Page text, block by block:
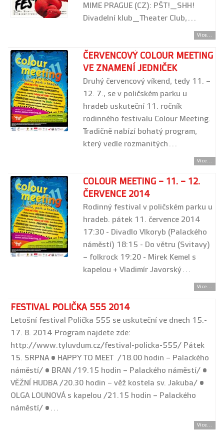
MIME PRAGUE (CZ): PŠT!_SHH!
Divadelní klub_Theater Club,…
Více...
ČERVENCOVÝ COLOUR MEETING
VE ZNAMENÍ JEDNIČEK
Druhý červencový víkend, tedy 11. –
12. 7., se v poličském parku u
hradeb uskuteční 11. ročník
rodinného festivalu Colour Meeting.
Tradičně nabízí bohatý program,
který vedle rozmanitých…
Více...
COLOUR MEETING – 11. – 12.
ČERVENCE 2014
Rodinný festival v poličském parku u
hradeb. pátek 11. července 2014
17:30 - Divadlo Vlkoryb (Palackého
náměstí) 18:15 - Do větru (Svitavy)
– folkrock 19:20 - Mirek Kemel s
kapelou + Vladimír Javorský…
Více...
FESTIVAL POLIČKA 555 2014
Letošní festival Polička 555 se uskuteční ve dnech 15.-
17. 8. 2014 Program najdete zde:
http://www.tyluvdum.cz/festival-policka-555/ Pátek
15. SRPNA • HAPPY TO MEET /18.00 hodin – Palackého
náměstí/ • BRAN /19.15 hodin – Palackého náměstí/ •
VĚŽNÍ HUDBA /20.30 hodin – věž kostela sv. Jakuba/ •
OLGA LOUNOVÁ s kapelou /21.15 hodin – Palackého
náměstí/ •…
Více...